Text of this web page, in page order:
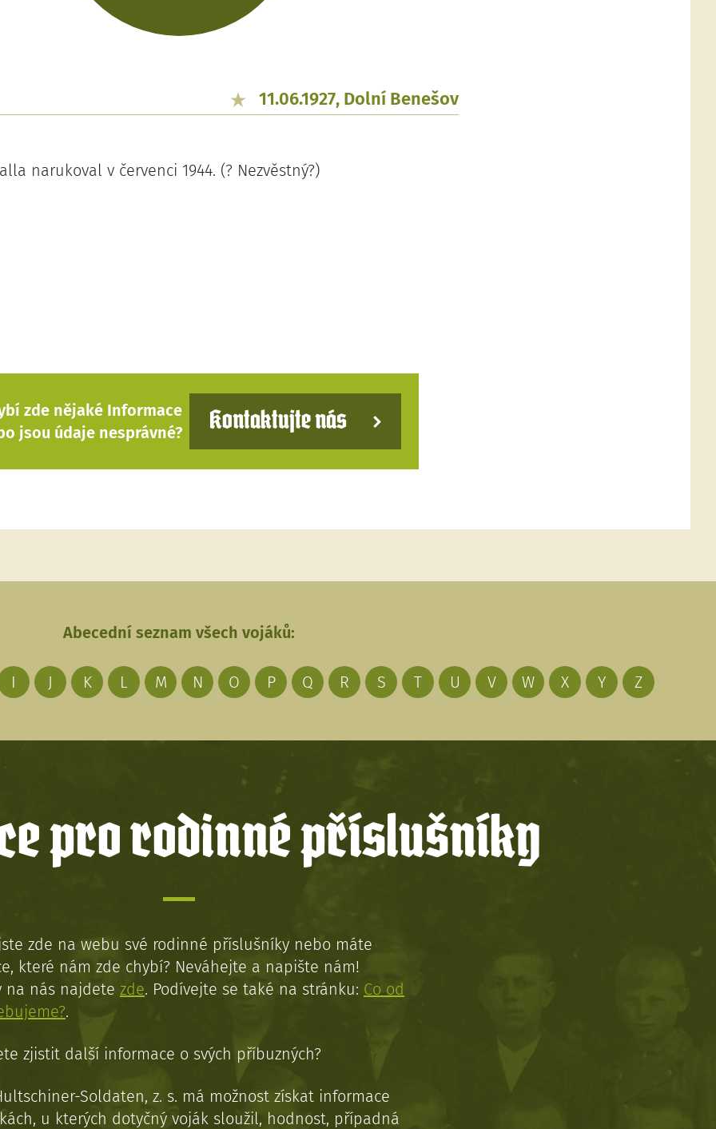
11.06.1927, Dolní Benešov
narukoval v červenci 1944. (? Nezvěstný?)
zde nějaké Informace
jsou údaje nesprávné?
Kontaktujte nás
Abecední seznam všech vojáků:
I J K L M N O P Q R S T U V W X Y Z
pro rodinné příslušníky
zde na webu své rodinné příslušníky nebo máte
které nám zde chybí? Neváhejte a napište nám!
na nás najdete zde. Podívejte se také na stránku: Co od
.
zjistit další informace o svých příbuzných?
Soldaten, z. s. má možnost získat informace
u kterých dotyčný voják sloužil, hodnost, případná